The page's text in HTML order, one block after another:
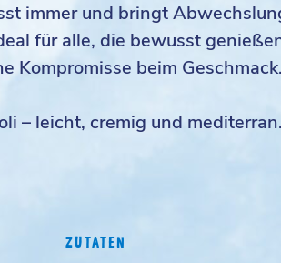
immer und bringt
für alle, die bewusst
Kompromisse beim
– leicht, cremig und
ZUTATEN